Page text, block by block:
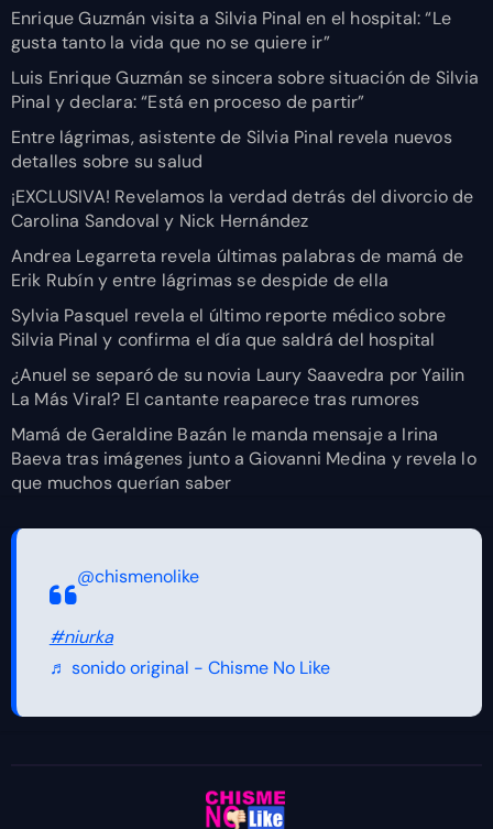
Enrique Guzmán visita a Silvia Pinal en el hospital: “Le
gusta tanto la vida que no se quiere ir”
Luis Enrique Guzmán se sincera sobre situación de Silvia
Pinal y declara: “Está en proceso de partir”
Entre lágrimas, asistente de Silvia Pinal revela nuevos
detalles sobre su salud
¡EXCLUSIVA! Revelamos la verdad detrás del divorcio de
Carolina Sandoval y Nick Hernández
Andrea Legarreta revela últimas palabras de mamá de
Erik Rubín y entre lágrimas se despide de ella
Sylvia Pasquel revela el último reporte médico sobre
Silvia Pinal y confirma el día que saldrá del hospital
¿Anuel se separó de su novia Laury Saavedra por Yailin
La Más Viral? El cantante reaparece tras rumores
Mamá de Geraldine Bazán le manda mensaje a Irina
Baeva tras imágenes junto a Giovanni Medina y revela lo
que muchos querían saber
@chismenolike
#niurka
♬ sonido original - Chisme No Like